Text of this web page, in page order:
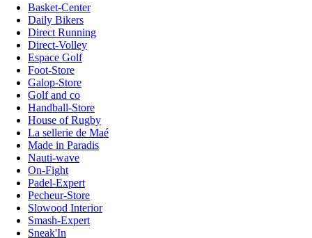
Basket-Center
Daily Bikers
Direct Running
Direct-Volley
Espace Golf
Foot-Store
Galop-Store
Golf and co
Handball-Store
House of Rugby
La sellerie de Maé
Made in Paradis
Nauti-wave
On-Fight
Padel-Expert
Pecheur-Store
Slowood Interior
Smash-Expert
Sneak'In